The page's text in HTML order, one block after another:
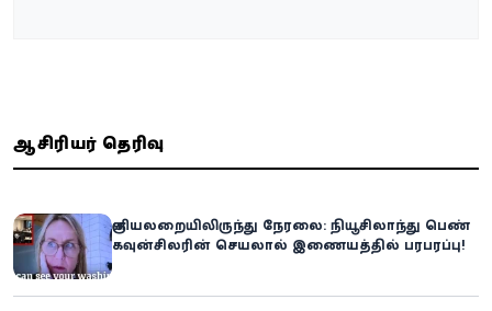
ஆசிரியர் தெரிவு
குளியலறையிலிருந்து நேரலை: நியூசிலாந்து பெண்
கவுன்சிலரின் செயலால் இணையத்தில் பரபரப்பு!